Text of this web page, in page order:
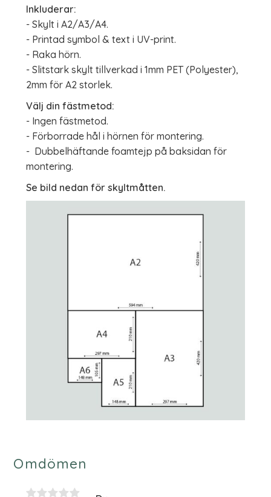
Inkluderar:
- Skylt i A2/A3/A4.
- Printad symbol & text i UV-print.
- Raka hörn.
- Slitstark skylt tillverkad i 1mm PET (Polyester),
2mm för A2 storlek.
Välj din fästmetod:
- Ingen fästmetod.
- Förborrade hål i hörnen för montering.
- Dubbelhäftande foamtejp på baksidan för
montering.
Se bild nedan för skyltmåtten.
Omdömen